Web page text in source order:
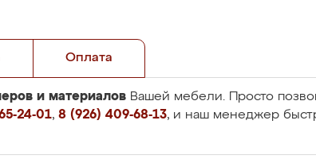
Оплата
и материалов Вашей мебели. Просто
24-01, 8 (926) 409-68-13, и наш менеджер